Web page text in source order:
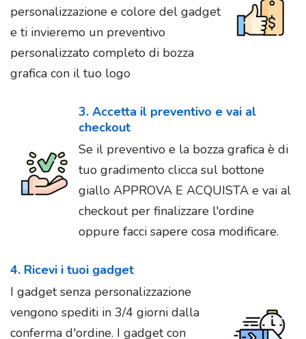
personalizzazione e colore del gadget
e ti invieremo un preventivo
personalizzato completo di bozza
grafica con il tuo logo
3. Accetta il preventivo e vai al
checkout
Se il preventivo e la bozza grafica è di
tuo gradimento clicca sul bottone
giallo APPROVA E ACQUISTA e vai al
checkout per finalizzare l'ordine
oppure facci sapere cosa modificare.
4. Ricevi i tuoi gadget
I gadget senza personalizzazione
vengono spediti in 3/4 giorni dalla
conferma d'ordine. I gadget con